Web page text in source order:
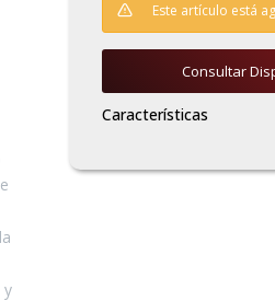
y
Este artículo está
Consultar
Características